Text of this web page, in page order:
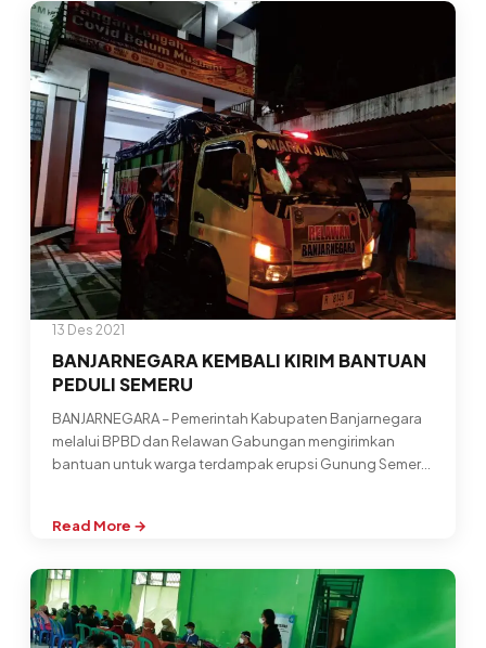
LONGSOR
PAGENTAN,
KONDISI
PENYINTAS
PSIKOLOGIS
PENYINTAS
SELAMAT
SUDAH
MEMBAIK
13 Des 2021
BANJARNEGARA KEMBALI KIRIM BANTUAN
PEDULI SEMERU
BANJARNEGARA – Pemerintah Kabupaten Banjarnegara
melalui BPBD dan Relawan Gabungan mengirimkan
bantuan untuk warga terdampak erupsi Gunung Semeru,
Read More →
:
KEMBALI
KIRIM
BANTUAN